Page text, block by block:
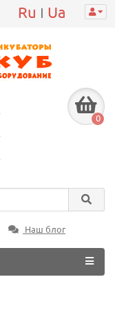
Ru | Ua
0
Наш блог